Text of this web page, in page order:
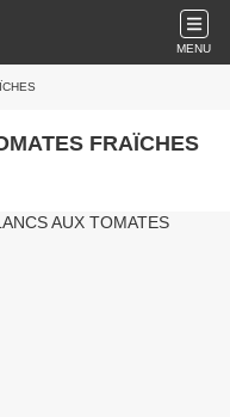
MENU
FRAÏCHES